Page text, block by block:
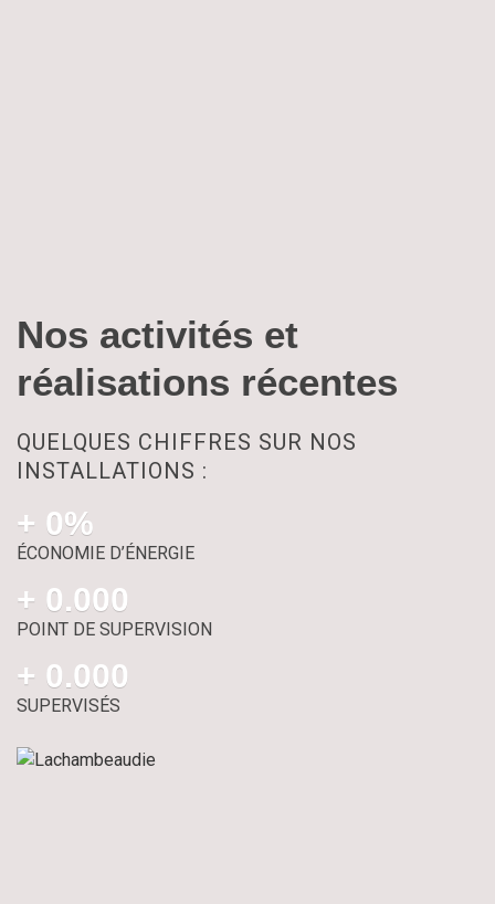
Nos activités et
réalisations récentes
QUELQUES CHIFFRES SUR NOS
INSTALLATIONS :
+ 0%
ÉCONOMIE D’ÉNERGIE
+ 0.000
POINT DE SUPERVISION
+ 0.000
SUPERVISÉS